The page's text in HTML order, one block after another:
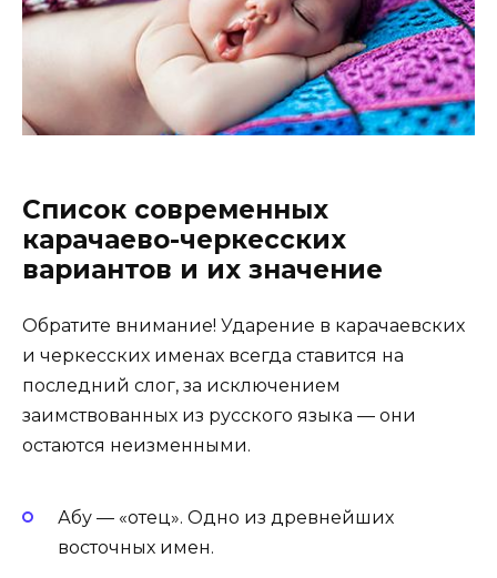
Список современных
карачаево-черкесских
вариантов и их значение
Обратите внимание! Ударение в карачаевских
и черкесских именах всегда ставится на
последний слог, за исключением
заимствованных из русского языка — они
остаются неизменными.
Абу — «отец». Одно из древнейших
восточных имен.